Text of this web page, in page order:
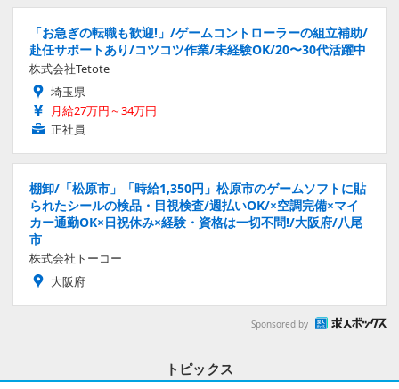
「お急ぎの転職も歓迎!」/ゲームコントローラーの組立補助/
赴任サポートあり/コツコツ作業/未経験OK/20〜30代活躍中
株式会社Tetote
埼玉県
月給27万円～34万円
正社員
棚卸/「松原市」「時給1,350円」松原市のゲームソフトに貼
られたシールの検品・目視検査/週払いOK/×空調完備×マイ
カー通勤OK×日祝休み×経験・資格は一切不問!/大阪府/八尾
市
株式会社トーコー
大阪府
Sponsored by
トピックス